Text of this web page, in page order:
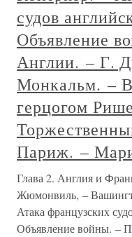
судов
Объявление
Англии. – Г.
Монкальм. –
герцогом
Париж. –
Глава 2. Англия и
Жюмонвиль, –
Атака французских
Объявление войны. –